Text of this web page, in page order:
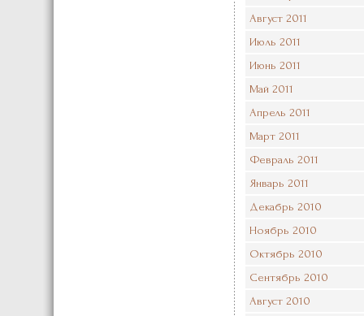
Август 2011
Июль 2011
Июнь 2011
Май 2011
Апрель 2011
Март 2011
Февраль 2011
Январь 2011
Декабрь 2010
Ноябрь 2010
Октябрь 2010
Сентябрь 2010
Август 2010